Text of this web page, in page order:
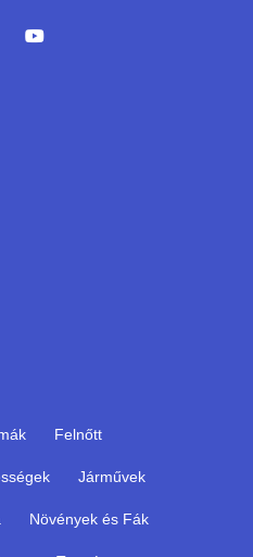
Felnőtt
Járművek
Növények és Fák